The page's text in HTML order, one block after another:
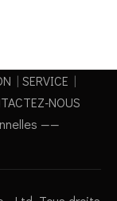
| SERVICE |
NOUS
——